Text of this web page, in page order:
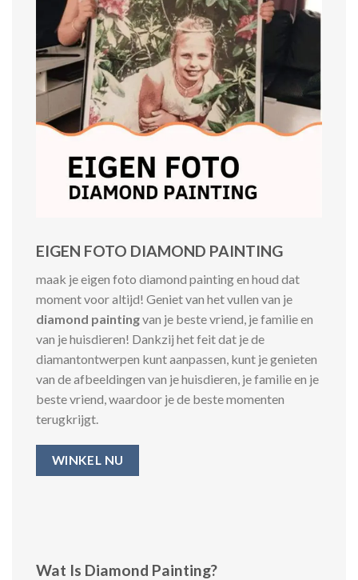
EIGEN FOTO DIAMOND PAINTING
maak je eigen foto diamond painting en houd dat
moment voor altijd! Geniet van het vullen van je
diamond paintingvan je beste vriend, je familie en
van je huisdieren! Dankzij het feit dat je de
diamantontwerpen kunt aanpassen, kunt je genieten
van de afbeeldingen van je huisdieren, je familie en je
beste vriend, waardoor je de beste momenten
terugkrijgt.
WINKEL NU
Wat Is Diamond Painting?